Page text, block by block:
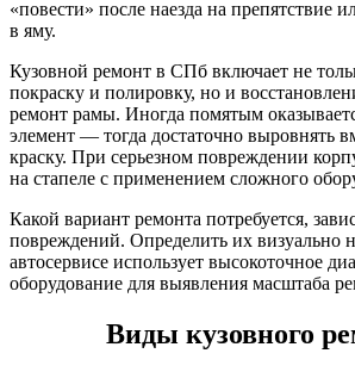
«повести» после наезда на препятствие
в яму.
Кузовной ремонт в СПб включает не
покраску и полировку, но и
ремонт рамы. Иногда помятым
элемент — тогда достаточно выровнять
краску. При серьезном повреждении
на стапеле с применением сложного
Какой вариант ремонта потребуется,
повреждений. Определить их визуально
автосервисе использует высокоточное
оборудование для выявления масштаба
Виды кузовного